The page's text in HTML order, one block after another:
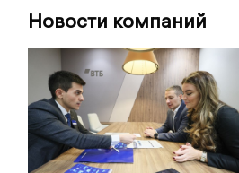
Новости компаний